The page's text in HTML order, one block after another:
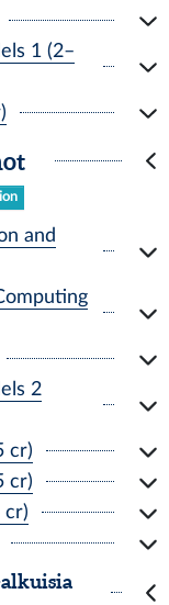
1 (2–
and
2
cr)
cr)
cr)
alkuisia